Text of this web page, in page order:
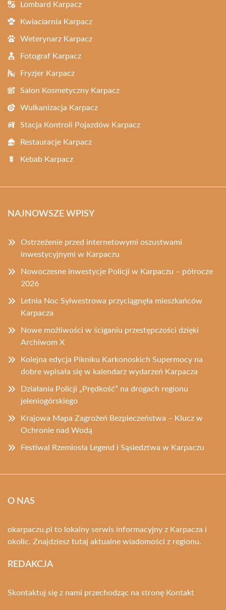
Lombard Karpacz
Kwiaciarnia Karpacz
Weterynarz Karpacz
Fotograf Karpacz
Fryzjer Karpacz
Salon Kosmetyczny Karpacz
Wulkanizacja Karpacz
Stacja Kontroli Pojazdów Karpacz
Restauracje Karpacz
Kebab Karpacz
NAJNOWSZE WPISY
Ostrzeżenie przed internetowymi oszustwami
inwestycyjnymi w Karpaczu
Nowoczesne inwestycje Policji w Karpaczu – półrocze
2026
Letnia Noc Sylwestrowa przyciągnęła mieszkańców
Karpacza
Nowe możliwości w ściganiu przestępczości dzięki
Archiwom X
Kolejna edycja Pikniku Karkonoskich Supermocy na
dobre wpisała się w kalendarz wydarzeń Karpacza
Działania Policji „Prędkość” na drogach regionu
jeleniogórskiego
Krajowa Mapa Zagrożeń Bezpieczeństwa – Klucz w
Ochronie nad Wodą
Festiwal Rzemiosła Legend i Sąsiedztwa w Karpaczu
O NAS
okarpaczu.pl to lokalny serwis informacyjny z Karpacza i
okolic. Znajdziesz tutaj aktualne wiadomości z regionu.
REDAKCJA
Skontaktuj się z nami przechodząc na stronę Kontakt